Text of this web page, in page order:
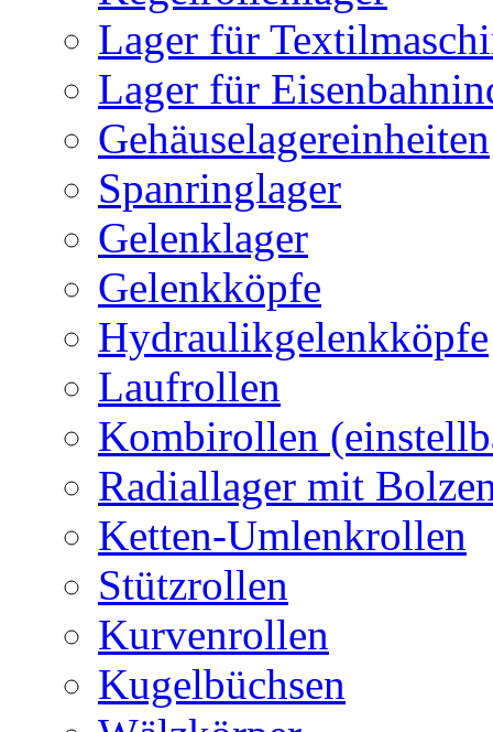
Lager für
Lager für
Gehäuselagereinheiten
Spanringlager
Gelenklager
Gelenkköpfe
Hydraulikgelenkköpfe
Laufrollen
Kombirollen
Radiallager mit
Ketten-Umlenkrollen
Stützrollen
Kurvenrollen
Kugelbüchsen